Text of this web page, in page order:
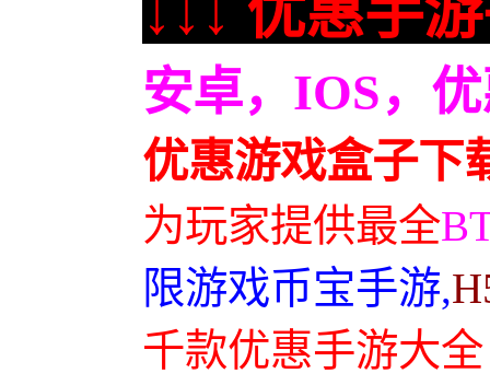
安卓，IOS，
优惠游戏盒子下
为玩家提供最全
限游戏币宝手游,
千款优惠手游大全